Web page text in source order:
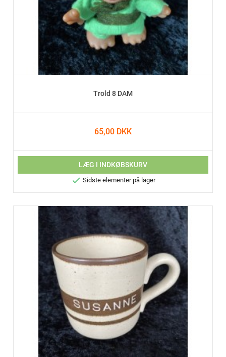
Trold 8 DAM
65,00 DKK
LÆG I INDKØBSKURV
 Sidste elementer på lager